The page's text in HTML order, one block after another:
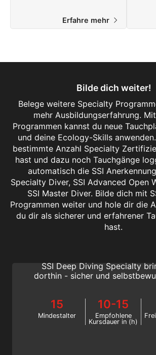
Erfahre mehr
Bilde dich weiter!
Belege weitere Specialty
mehr Ausbildungserfahrung.
Programmen kannst du neue
und deine Ecology-Skills
bestimmte Anzahl Specialty
hast und dazu noch Tauchgänge
automatisch die SSI
Specialty Diver, SSI Advanced Open
SSI Master Diver. Bilde dich mit
Programmen weiter und hole dir die
du dir als sicherer und erfahrener
hast.
Deep Diving
SSI Deep Diving Specialty
dorthin - sicher und
durchführst.
15
Mindestalter
10-15
Empfohlene
Kursdauer in (h)